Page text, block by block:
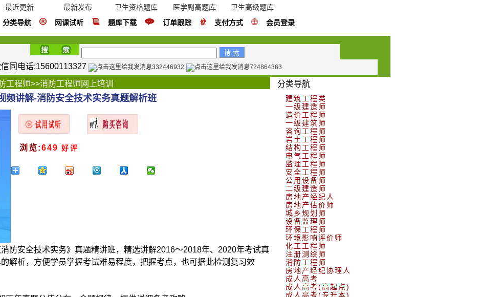
最近更新 最新发布 卫生资格题库 医学副高题库 卫生高级题库
分类导航 网课试听 题库下载 订单跟踪 支付方式 会员登录
同电话:15600113327 332446932 724864363
工程师>>消防工程师网上培训
频讲解-消防安全技术实务真题解析班
浏览:649 好评
防安全技术实务》真题精讲班，精选讲解2016～2018年、2020年考试真
解析，方便学员掌握考试难易程度，把握考点，也可据此检测复习效
分类导航
建筑工程类
一级建造师
造价工程师
一级建筑师
咨询工程师
岩土工程师
结构工程师
电气工程师
监理工程师
安全工程师
公用设备师
二级建造师
房地产经纪人
房地产估价师
城乡规划师
设备监理师
环保工程师
环境影响评价师
化工工程师
注册测绘师
消防工程师
房地产经纪协理人
成人高考
成人高考(高起点)
成人高考(专升本)